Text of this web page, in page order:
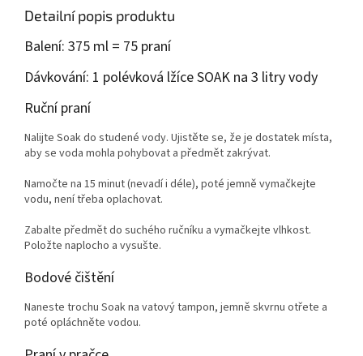
Detailní popis produktu
Balení: 375 ml = 75 praní
Dávkování: 1 polévková lžíce SOAK na 3 litry vody
Ruční praní
Nalijte Soak do studené vody. Ujistěte se, že je dostatek místa,
aby se voda mohla pohybovat a předmět zakrývat.
Namočte na 15 minut (nevadí i déle), poté jemně vymačkejte
vodu, není třeba oplachovat.
Zabalte předmět do suchého ručníku a vymačkejte vlhkost.
Položte naplocho a vysušte.
Bodové čištění
Naneste trochu Soak na vatový tampon, jemně skvrnu otřete a
poté opláchněte vodou.